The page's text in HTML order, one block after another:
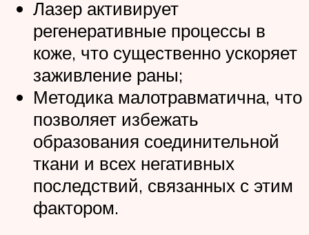
Лазер активирует
регенеративные процессы в
коже, что существенно ускоряет
заживление раны;
Методика малотравматична, что
позволяет избежать
образования соединительной
ткани и всех негативных
последствий, связанных с этим
фактором.